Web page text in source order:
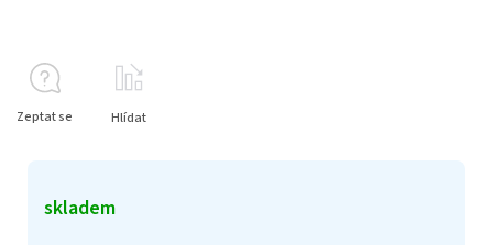
skladem
Zeptat se Hlídat